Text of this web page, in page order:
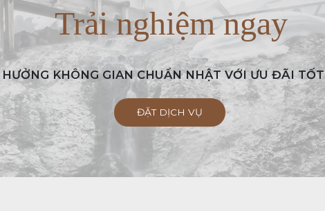
Trải nghiệm ngay
KHÔNG GIAN CHUẨN NHẬT VỚI ƯU ĐÃI
ĐẶT DỊCH VỤ